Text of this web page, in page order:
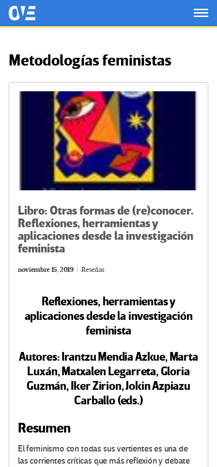
Saltar al contenido principal
OtrasVocesenEducacion.org
Metodologías feministas
Libro: Otras formas de (re)conocer.
Reflexiones, herramientas y
aplicaciones desde la investigación
feminista
noviembre 15, 2019 Reseñas
Reflexiones, herramientas y
aplicaciones desde la investigación
feminista
Autores: Irantzu Mendia Azkue, Marta
Luxán, Matxalen Legarreta, Gloria
Guzmán, Iker Zirion, Jokin Azpiazu
Carballo (eds.)
Resumen
El feminismo con todas sus vertientes es una de
las corrientes críticas que más reflexión y debate